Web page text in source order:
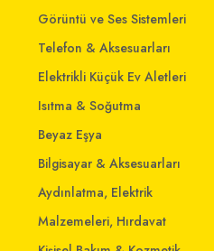
Görüntü ve Ses Sistemleri
Telefon & Aksesuarları
Elektrikli Küçük Ev Aletleri
Isıtma & Soğutma
Beyaz Eşya
Bilgisayar & Aksesuarları
Aydınlatma, Elektrik
Malzemeleri, Hırdavat